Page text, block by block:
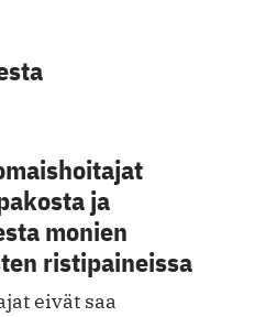
ja
monien
ristipaineissa
eivät saa